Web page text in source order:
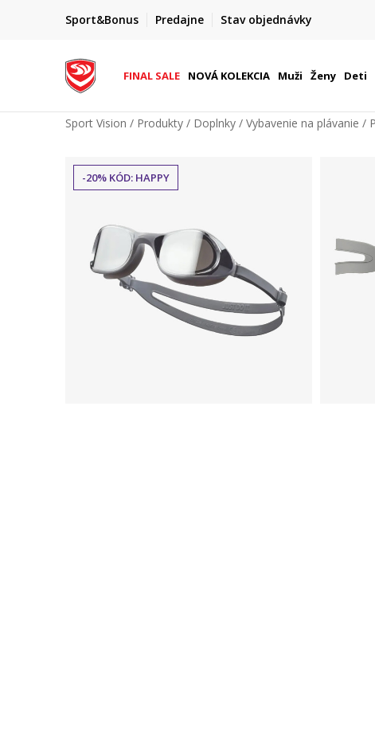
Sport&Bonus Predajne Stav objednávky
FINAL SALE AŽ -60 %
+ extra zľava 10 % len do 9. 8.
FINAL SALE NOVÁ KOLEKCIA Muži Ženy Deti
Sport Vision Produkty Doplnky Vybavenie na plávanie
-20% KÓD: HAPPY